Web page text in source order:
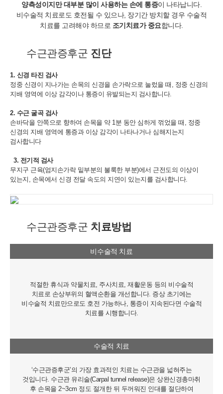
양측성이지만 대부분 많이 사용하는 손에 통증이 나타납니다.
비수술적 치료로도 호전될 수 있으나, 장기간 방치할 경우 수술적
치료를 고려해야 하므로 조기치료가 중요합니다.
수근관증후군 진단
1. 신경 타진 검사
정중 신경이 지나가는 손목의 신경을 손가락으로 눌렀을 때, 정중 신경의
지배 영역에 이상 감각이나 통증이 유발되는지 검사합니다.
2. 수근 굴곡 검사
손바닥을 안쪽으로 향하여 손목을 약 1분 동안 심하게 꺾었을 때, 정중
신경의 지배 영역에 통증과 이상 감각이 나타나거나 심해지는지
검사합니다
3. 전기적 검사
무지구 근육(엄지손가락 밑부분의 불룩한 부분)에서 근전도의 이상이
있는지, 손목에서 신경 전달 속도의 지연이 있는지를 검사합니다.
수근관증후군 치료방법
비수술적 치료
적절한 휴식과 약물치료, 주사치료, 재활운동 등의 비수술적
치료로 손상부위의 혈액순환을 개선합니다. 증상 초기에는
비수술적 치료만으로도 호전 가능하나, 통증이 지속된다면 수술적
치료를 시행합니다.
수술적 치료
‘수근관증후군’의 가장 효과적인 치료는 수근관을 넓혀주는
것입니다. 수근관 유리술(Carpal tunnel release)은 상완신경총마취
후 손목을 2~3cm 정도 절개한 뒤 두꺼워진 인대를 절단하여
회원은 연세바로척병원에서 수집하는 개인정보에 대해 동의를 거부
할 권리가 있으며 동의 거부 시에는 회원 가입, 진료 예약, 게시판 이
용 등의 서비스가 제한됩니다.
위해 필요한 최소한의 정보이므로 동의를 해주셔야만 서비스를 이용